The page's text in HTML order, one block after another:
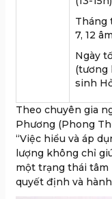
Tháng
7, 12
Ngày
(tương
sinh
Theo chuyên gia
Phương (Phong
“Việc hiểu và áp
lượng không chỉ
một trạng thái tâm
quyết định và